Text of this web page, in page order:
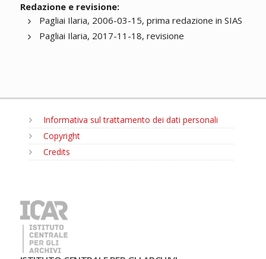
Redazione e revisione:
Pagliai Ilaria, 2006-03-15, prima redazione in SIAS
Pagliai Ilaria, 2017-11-18, revisione
Informativa sul trattamento dei dati personali
Copyright
Credits